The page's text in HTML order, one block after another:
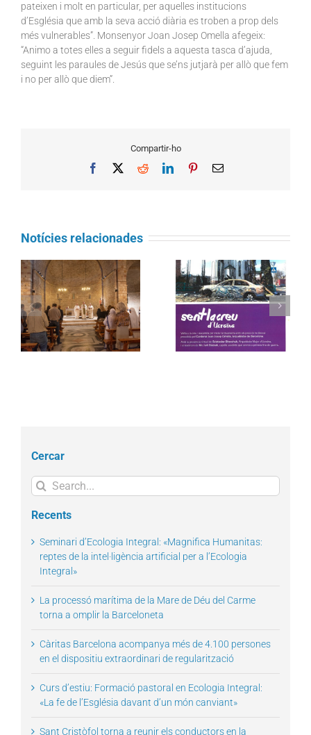
pateixen i molt en particular, per aquelles institucions
d’Església que amb la seva acció diària es troben a prop dels
més vulnerables”. Monsenyor Joan Josep Omella afegeix:
“Animo a totes elles a seguir fidels a aquesta tasca d’ajuda,
seguint les paraules de Jesús que se’ns jutjarà per allò que fem
i no per allò que diem”.
Compartir-ho
Facebook RedditLinkedInPinterestEmail
Notícies relacionades
Sent la Creu amb
Ucraïna
Propostes per viure una
Quaresma més
solidària amb el planeta
Cercar
Search
for:
Recents
Seminari d’Ecologia Integral: «Magnifica Humanitas:
reptes de la intel·ligència artificial per a l’Ecologia
Integral»
La processó marítima de la Mare de Déu del Carme
torna a omplir la Barceloneta
Càritas Barcelona acompanya més de 4.100 persones
en el dispositiu extraordinari de regularització
Curs d’estiu: Formació pastoral en Ecologia Integral:
«La fe de l’Església davant d’un món canviant»
Sant Cristòfol torna a reunir els conductors en la